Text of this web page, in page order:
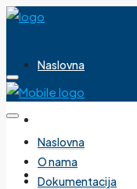
Naslovna
Dokumentacija
Naslovna
O nama
Dokumentacija